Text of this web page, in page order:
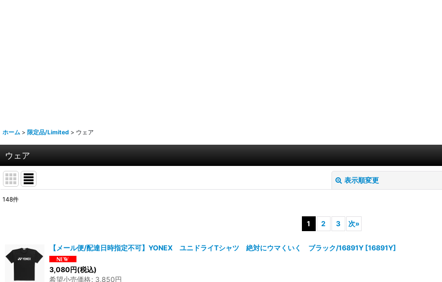
ホーム > 限定品/Limited > ウェア
ウェア
表示順変更
148件
1 2 3 次»
【メール便/配達日時指定不可】YONEX ユニドライTシャツ 絶対にウマくいく ブラック/16891Y [16891Y]
3,080円(税込)
希望小売価格: 3,850円